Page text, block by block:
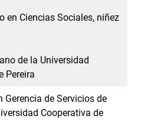
en Ciencias Sociales, niñez
de la Universidad
Pereira
Gerencia de Servicios de
Cooperativa de